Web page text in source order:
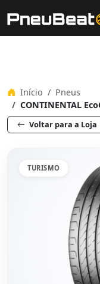
Início
Pneus
CONTINENTAL
Voltar para a Loja
TURISMO